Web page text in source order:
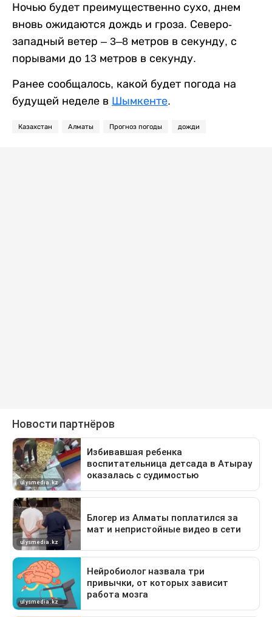
Ночью будет преимущественно сухо, днем
вновь ожидаются дождь и гроза. Северо-
западный ветер – 3–8 метров в секунду, с
порывами до 13 метров в секунду.
Ранее сообщалось, какой будет погода на
будущей неделе в Шымкенте.
Казахстан Алматы Прогноз погоды дожди